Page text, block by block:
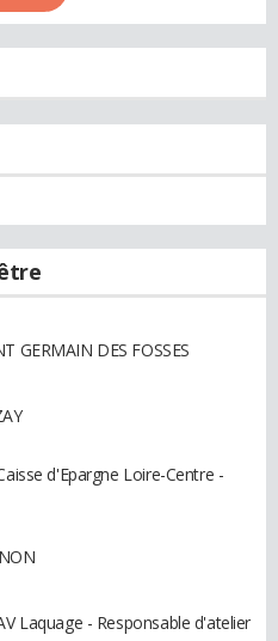
GERMAIN DES FOSSES
d'Epargne Loire-Centre -
Laquage - Responsable d'atelier